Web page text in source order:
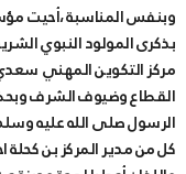
وبنفس المناسبة ،أحيت
بذكرى المولود النبوي
مركز التكوين المهني
القطاع وضيوف الشرف
الرسول صلى الله عليه
كل من مدير المركز بن كحلة